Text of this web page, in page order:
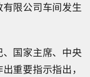
限公司车间发生
国家主席、中央
重要指示指出，